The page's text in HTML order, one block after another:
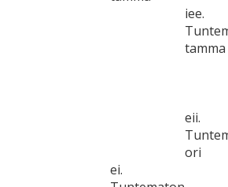
iee.
tamma
ei.
eii.
ori